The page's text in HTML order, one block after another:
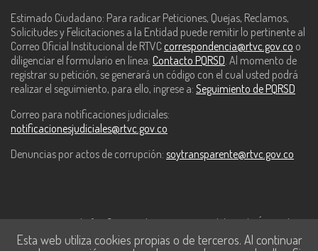
Estimado Ciudadano: Para radicar Peticiones, Quejas, Reclamos,
Solicitudes y Felicitaciones a la Entidad puede remitir lo pertinente al
Correo Oficial Institucional de RTVC correspondencia@rtvc.gov.co o
diligenciar el formulario en línea: Contacto PQRSD . Al momento de
registrar su petición, se generará un código con el cual usted podrá
realizar el seguimiento, para ello, ingrese a: Seguimiento de PQRSD
Correo para notificaciones judiciales:
notificacionesjudiciales@rtvc.gov.co
Denuncias por actos de corrupción: soytransparente@rtvc.gov.co
Este contenido fue financiado con recursos del Fondo Único de
Tecnologías de la Información y las Comunicaciones de MinTic.
Esta web utiliza cookies propias o de terceros. Al continuar